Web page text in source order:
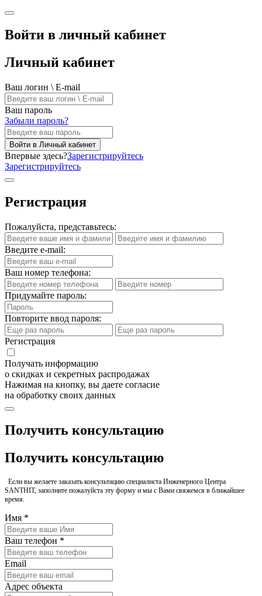
Войти в личный кабинет
Личный кабинет
Ваш логин \ E-mail
Ваш пароль
Забыли пароль?
Войти в Личный кабинет
Впервые здесь?Зарегистрируйтесь
Зарегистрируйтесь
Регистрация
Пожалуйста, представьтесь:
Введите e-mail:
Ваш номер телефона:
Придумайте пароль:
Повторите ввод пароля:
Регистрация
Получать информацию
о скидках и секретных распродажах
Нажимая на кнопку, вы даете согласие
на обработку своих данных
Получить консультацию
Получить консультацию
Если вы желаете заказать консультацию специалиста Инженерного Центра
SANTHIT, заполните пожалуйста эту форму и мы с Вами свяжемся в ближайшее
время.
Имя *
Ваш телефон *
Email
Адрес объекта